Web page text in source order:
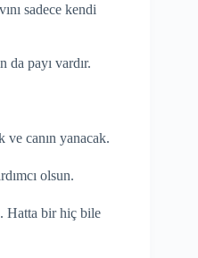
sadece kendi
da payı vardır.
ve canın yanacak.
olsun.
Hatta bir hiç bile